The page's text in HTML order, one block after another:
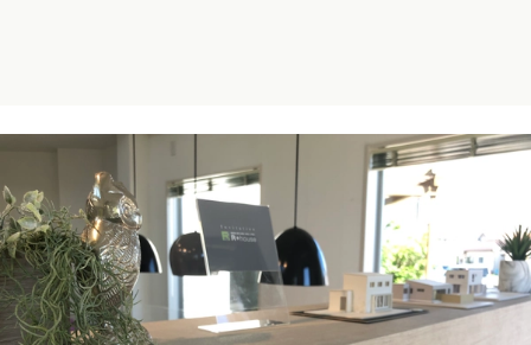
北海道 (0)青森県 (0)岩手県 (0)宮城県 (0)秋田県 (2)山形県 (2)
福島県 (0)
関東エリア
東京都 (3)神奈川県 (1) 埼玉県 (7) 千葉県 (7) 茨城県 (1)
栃木県 (0)群馬県 (4)
甲信越・北陸エリア